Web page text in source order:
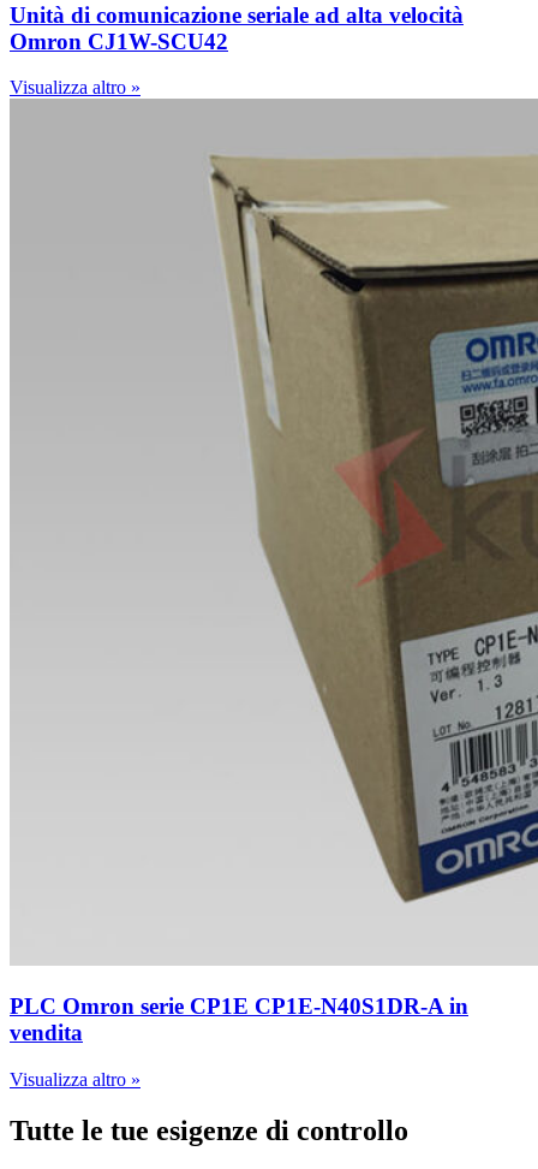
Unità di comunicazione seriale ad alta velocità
Omron CJ1W-SCU42
Visualizza altro »
PLC Omron serie CP1E CP1E-N40S1DR-A in
vendita
Visualizza altro »
Tutte le tue esigenze di controllo